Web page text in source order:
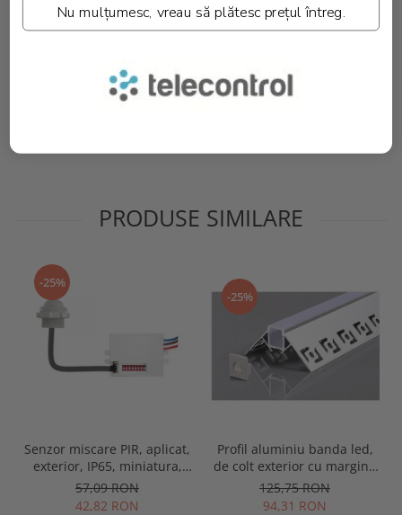
Wataj echivalent::320W
Greutate::2.600 kg.
PRODUSE SIMILARE
-25%
Senzor miscare PIR, aplicat,
exterior, IP65, miniatura,
alb, Optonica 7309
57,09 RON
42,82 RON
-25%
Profil aluminiu banda led,
de colt exterior cu margini,
pentru tencuit, lungime 2m,
culoare gri natur, Optonica
125,75 RON
94,31 RON
Nu mulțumesc, vreau să plătesc prețul întreg.